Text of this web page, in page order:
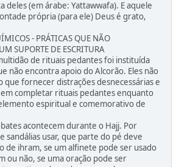
deles (em árabe: Yattawwafa). E aquele
própria (para ele) Deus é grato,
- PRÁTICAS QUE NÃO
SUPORTE DE ESCRITURA
de rituais pedantes foi instituída
não encontra apoio do Alcorão. Eles não
que fornecer distrações desnecessárias e
completar rituais pedantes enquanto
espiritual e comemorativo de
acontecem durante o Hajj. Por
sandálias usar, que parte do pé deve
de ihram, se um alfinete pode ser usado
ou não, se uma oração pode ser